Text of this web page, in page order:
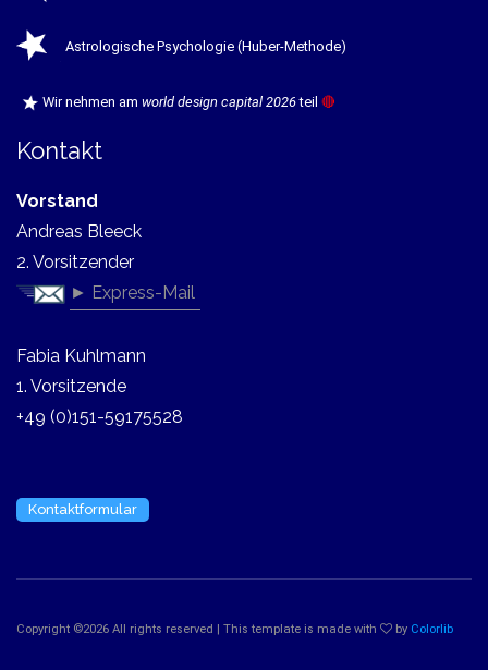
Astrologische Psychologie (Huber-Methode)
Wir nehmen am world design capital 2026teil 🔴
Kontakt
Vorstand
Andreas Bleeck
2. Vorsitzender
► Express-Mail
Fabia Kuhlmann
1. Vorsitzende
+49 (0)151-59175528
Kontaktformular
Copyright ©2026 All rights reserved | This template is made with by Colorlib